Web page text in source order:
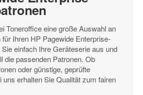
Toneroffice eine große Auswahl an
Ihren HP Pagewide Enterprise-
einfach Ihre Geräteserie aus und
die passenden Patronen. Ob
oder günstige, geprüfte
uns erhalten Sie Qualität zum fairen